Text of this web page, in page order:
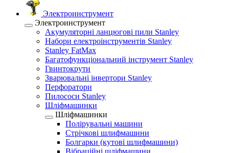
Электроинструмент
Электроинструмент
Акумуляторні ланцюгові пили Stanley
Набори електроінструментів Stanley
Stanley FatMax
Багатофункціональний інструмент Stanley
Гвинтокрути
Зварювальні інвертори Stanley
Перфоратори
Пилососи Stanley
Шліфмашинки
Шліфмашинки
Полірувальні машини
Стрічкові шлифмашини
Болгарки (кутові шлифмашини)
Вібраційні шліфмашини